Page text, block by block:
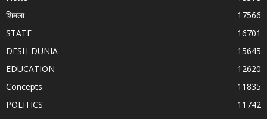
शिमला
17566
STATE
16701
DESH-DUNIA
15645
EDUCATION
12620
Concepts
11835
POLITICS
11742